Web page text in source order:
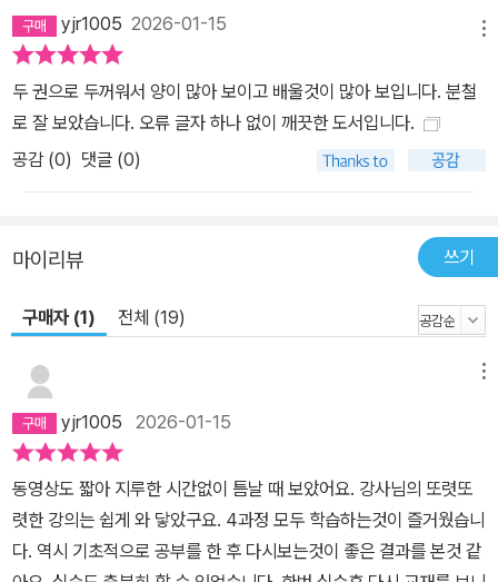
습니다. 그래서 - ‘엑셀 편’을 보면 → 데이터 보고서 차트를 만들 수
있고 - ‘파워포인트 편’을 보면 → 발표 자료 준비 끝! - ‘워드 편’, ‘한
글 편’을 보면 → 기깔나는 보고서를 만들 수 있습니다! 이렇듯 기능
을 설명하는 것으로 끝나지 않고 ‘일하는 방법’을 알려 주니 이 책만
읽어도 ‘실무’ 정말 통달할 수 있다니까요! 실무 현장의 목소리를 담은
‘진짜 실무자를 위한’ 책! 컴퓨터 전문 강사의 20년 노하우로 핵심만
직장인을 만나며 실무 고민을 해결한 저자들의 노하우를 경험해 보세
육연수원 등의 공공 기관과 NHN 등의 사기업에 이르기까지 수많은
온 다양한 실무 질문을 해결하면서 자주 찾는 내용은 따로 모아 상세
히 다뤘습니다. 질문할 곳이 없어 답답한가요? 이 책과 함께하면 해
결할 수 있습니다! 책으로 공부하면 물어볼 곳이 없어 불안했나요?
야 할지 모르겠네’ 등 답답함을 해소할 창구가 있습니다. 이지스퍼블
리싱에서 운영하는 ‘Do it! 스터디룸’ 네이버 카페에서 같은 책으로
공부하는 사람들을 만날 수 있습니다. Do it! 공부단으로 완독하면 책
yjr1005 2026-01-15
두 권으로 두꺼워서 양이 많아 보이고 배울것이 많아 보입니다. 분철
로 잘 보았습니다. 오류 글자 하나 없이 깨끗한 도서입니다.
공감 (0) 댓글 (0)
마이리뷰 쓰기
구매자 (1) 전체 (19)
yjr1005 2026-01-15
동영상도 짧아 지루한 시간없이 틈날 때 보았어요. 강사님의 또렷또
렷한 강의는 쉽게 와 닿았구요. 4과정 모두 학습하는것이 즐거웠습니
다. 역시 기초적으로 공부를 한 후 다시보는것이 좋은 결과를 본것 같